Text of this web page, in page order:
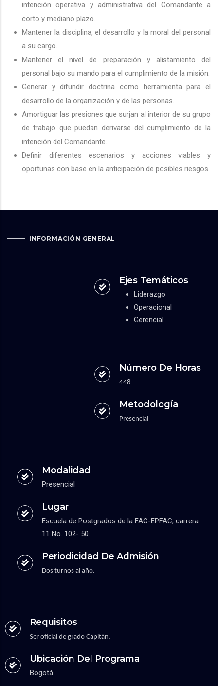
intención operativa y administrativa del Comandante a
corto y mediano plazo.
Mantener la disciplina, el desarrollo y la moral del personal
a su cargo.
Mantener el nivel de preparación y alistamiento del
personal bajo su mando para el cumplimiento de la misión.
Generar y difundir doctrina como herramienta para el
desarrollo de la organización y de las personas.
Amortiguar las presiones que surjan al interior de su grupo
de trabajo que puedan derivarse del cumplimiento de la
intención del Comandante.
Definir diferentes escenarios y acciones viables y
oportunas con base en la anticipación de posibles riesgos.
INFORMACIÓN GENERAL
Ejes Temáticos
Liderazgo
Operacional
Gerencial
Número De Horas
448
Metodología
Presencial
Modalidad
Presencial
Lugar
Escuela de Postgrados de la FAC-EPFAC, carrera
11 No. 102- 50.
Periodicidad De Admisión
Dos turnos al año.
Requisitos
Ser oficial de grado Capitán.
Ubicación Del Programa
Bogotá